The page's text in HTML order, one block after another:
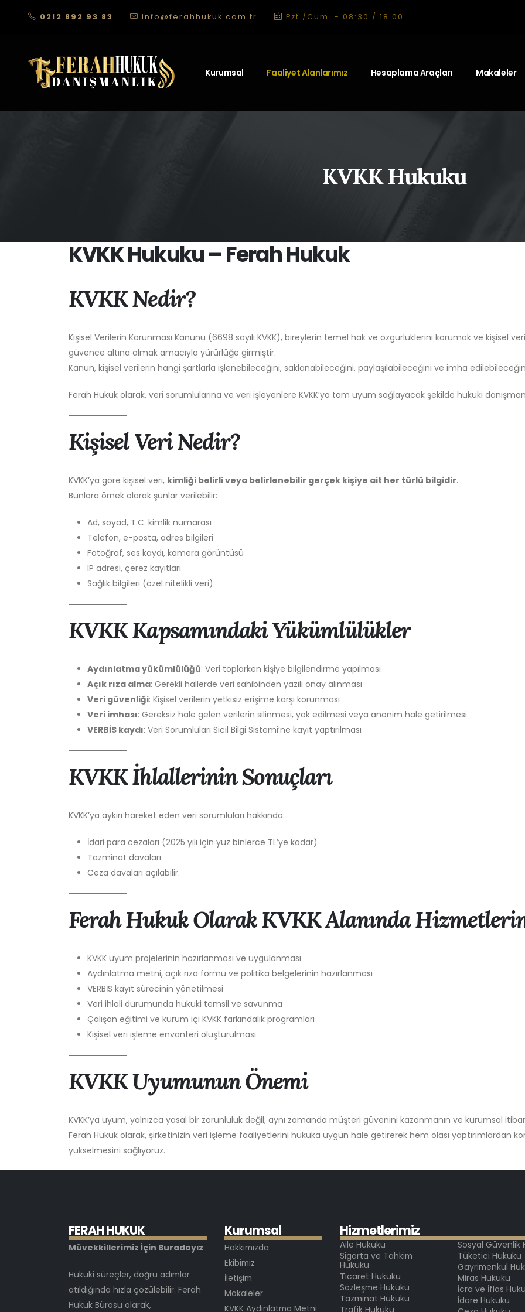
0212 892 93 83 info@ferahhukuk.com.tr Pzt./Cum. - 08:30 / 18:00
Kurumsal Faaliyet Alanlarımız Hesaplama Araçları Makaleler
KVKK Hukuku
KVKK Hukuku – Ferah Hukuk
KVKK Nedir?
Kişisel Verilerin Korunması Kanunu (6698 sayılı KVKK), bireylerin temel hak ve özgürlüklerini korumak ve kişisel
güvence altına almak amacıyla yürürlüğe girmiştir.
Kanun, kişisel verilerin hangi şartlarla işlenebileceğini, saklanabileceğini, paylaşılabileceğini ve imha
Ferah Hukuk olarak, veri sorumlularına ve veri işleyenlere KVKK’ya tam uyum sağlayacak şekilde hukuki
Kişisel Veri Nedir?
KVKK’ya göre kişisel veri, kimliği belirli veya belirlenebilir gerçek kişiye ait her türlü bilgidir.
Bunlara örnek olarak şunlar verilebilir:
Ad, soyad, T.C. kimlik numarası
Telefon, e-posta, adres bilgileri
Fotoğraf, ses kaydı, kamera görüntüsü
IP adresi, çerez kayıtları
Sağlık bilgileri (özel nitelikli veri)
KVKK Kapsamındaki Yükümlülükler
Aydınlatma yükümlülüğü: Veri toplarken kişiye bilgilendirme yapılması
Açık rıza alma: Gerekli hallerde veri sahibinden yazılı onay alınması
Veri güvenliği: Kişisel verilerin yetkisiz erişime karşı korunması
Veri imhası: Gereksiz hale gelen verilerin silinmesi, yok edilmesi veya anonim hale getirilmesi
VERBİS kaydı: Veri Sorumluları Sicil Bilgi Sistemi’ne kayıt yaptırılması
KVKK İhlallerinin Sonuçları
KVKK’ya aykırı hareket eden veri sorumluları hakkında:
İdari para cezaları (2025 yılı için yüz binlerce TL’ye kadar)
Tazminat davaları
Ceza davaları açılabilir.
Ferah Hukuk Olarak KVKK Alanında
KVKK uyum projelerinin hazırlanması ve uygulanması
Aydınlatma metni, açık rıza formu ve politika belgelerinin hazırlanması
VERBİS kayıt sürecinin yönetilmesi
Veri ihlali durumunda hukuki temsil ve savunma
Çalışan eğitimi ve kurum içi KVKK farkındalık programları
Kişisel veri işleme envanteri oluşturulması
KVKK Uyumunun Önemi
KVKK’ya uyum, yalnızca yasal bir zorunluluk değil; aynı zamanda müşteri güvenini kazanmanın ve kurumsal
Ferah Hukuk olarak, şirketinizin veri işleme faaliyetlerini hukuka uygun hale getirerek hem olası yaptırımlardan
yükselmesini sağlıyoruz.
FERAHHUKUK
Müvekkillerimiz İçin Buradayız
Hukuki süreçler, doğru adımlar
atıldığında hızla çözülebilir. Ferah
Hukuk Bürosu olarak,
Kurumsal
Hakkımızda
Ekibimiz
İletişim
Makaleler
KVKK Aydınlatma Metni
Hizmetlerimiz
Aile Hukuku
Sigorta ve Tahkim
Hukuku
Ticaret Hukuku
Sözleşme Hukuku
Tazminat Hukuku
Sosyal Güvenlik
Tüketici Hukuku
Gayrimenkul
Miras Hukuku
İcra ve İflas
İdare Hukuku